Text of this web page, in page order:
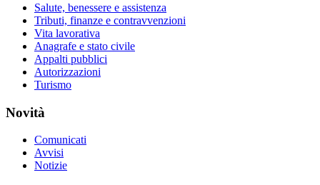
Salute, benessere e assistenza
Tributi, finanze e contravvenzioni
Vita lavorativa
Anagrafe e stato civile
Appalti pubblici
Autorizzazioni
Turismo
Novità
Comunicati
Avvisi
Notizie